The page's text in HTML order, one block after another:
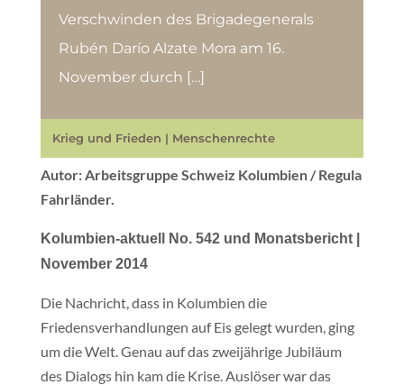
Verschwinden des Brigadegenerals
Rubén Darío Alzate Mora am 16.
November durch […]
Krieg und Frieden | Menschenrechte
Autor: Arbeitsgruppe Schweiz Kolumbien / Regula
Fahrländer.
Kolumbien-aktuell No. 542 und Monatsbericht |
November 2014
Die Nachricht, dass in Kolumbien die
Friedensverhandlungen auf Eis gelegt wurden, ging
um die Welt. Genau auf das zweijährige Jubiläum
des Dialogs hin kam die Krise. Auslöser war das